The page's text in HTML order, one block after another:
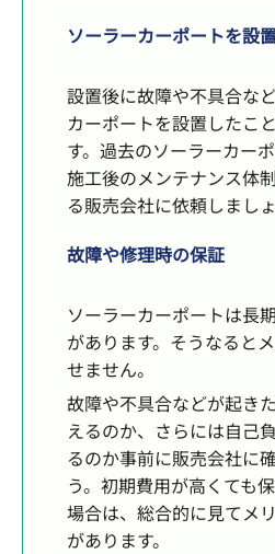
ソーラーカーポートを設
設置後に故障や不具合な
カーポートを設置したこ
す。過去のソーラーカー
施工後のメンテナンス体
る販売会社に依頼しましょ
故障や修理時の保証
ソーラーカーポートは長
があります。そうなると
せません。
故障や不具合などが起き
えるのか、さらには自己
るのか事前に販売会社に
う。初期費用が高くても
場合は、総合的に見てメ
があります。